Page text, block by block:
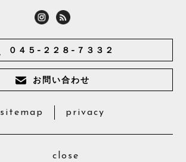
０４５-２２８-７３３２
お問い合わせ
sitemap privacy
close